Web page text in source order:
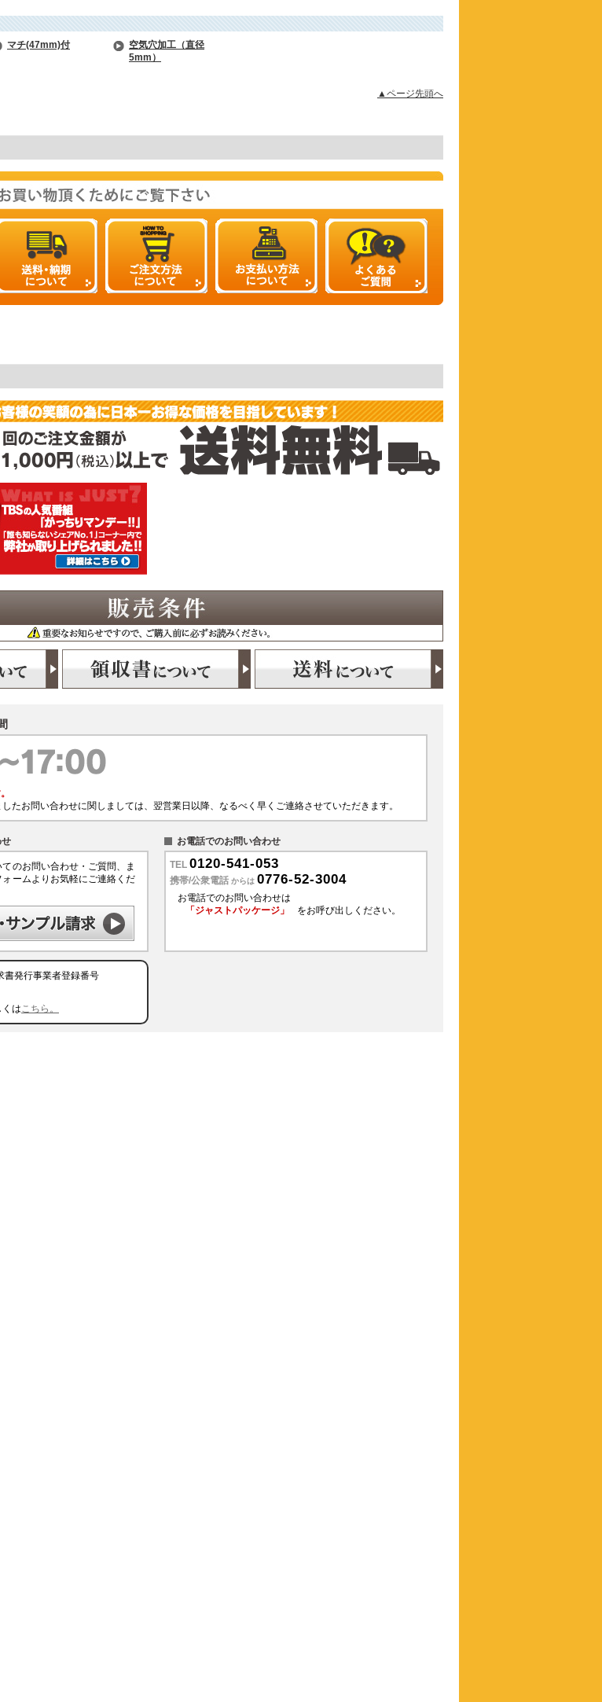
マチ(47mm)付
空気穴加工（直径
5mm）
▲ページ先頭へ
たお問い合わせに関しましては、翌営業日以降、なるべく早くご連絡させていただきます。
のお問い合わせ・ご質問、ま
ームよりお気軽にご連絡くだ
書発行事業者登録番号
はこちら。
お電話でのお問い合わせ
TEL 0120-541-053
携帯/公衆電話 からは 0776-52-3004
お電話でのお問い合わせは
「ジャストパッケージ」
をお呼び出しください。